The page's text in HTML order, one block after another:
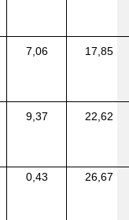
7,06 17,85
9,37 22,62
0,43 26,67